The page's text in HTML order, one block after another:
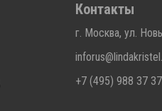
Контакты
г. Москва, ул.
+7 (495) 988 37 37